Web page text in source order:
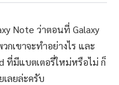
Note ว่าตอนที่ Galaxy
เขาจะทำอย่างไร และ
ที่มีแบตเตอรี่ใหม่หรือไม่ ก็
ลยล่ะครับ